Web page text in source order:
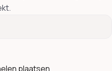
plaatsen